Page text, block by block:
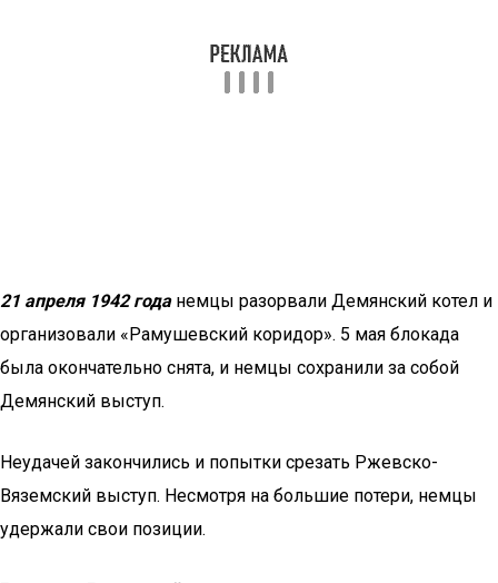
21 апреля 1942 годанемцы разорвали Демянский котел и
организовали «Рамушевский коридор». 5 мая блокада
была окончательно снята, и немцы сохранили за собой
Демянский выступ.
Неудачей закончились и попытки срезать Ржевско-
Вяземский выступ. Несмотря на большие потери, немцы
удержали свои позиции.